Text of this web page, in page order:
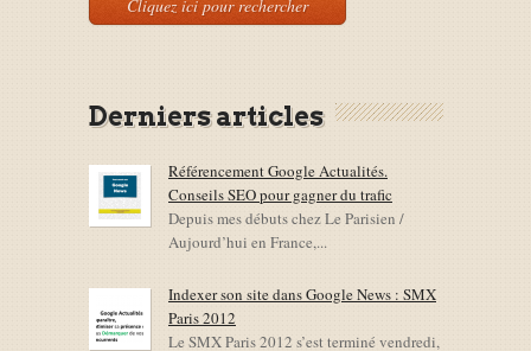
Derniers articles
Référencement Google Actualités.
Conseils SEO pour gagner du trafic
Depuis mes débuts chez Le Parisien /
Aujourd’hui en France,...
Indexer son site dans Google News : SMX
Paris 2012
Le SMX Paris 2012 s’est terminé vendredi,